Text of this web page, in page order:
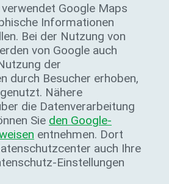
Google Maps
Informationen
Bei der Nutzung von
von Google auch
der
durch Besucher erhoben,
Nähere
die Datenverarbeitung
Sie den Google-
entnehmen. Dort
auch Ihre
Einstellungen